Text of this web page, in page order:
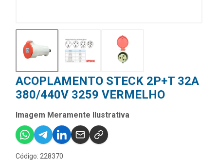
ACOPLAMENTO STECK 2P+T 32A
380/440V 3259 VERMELHO
Imagem Meramente Ilustrativa
Código: 228370